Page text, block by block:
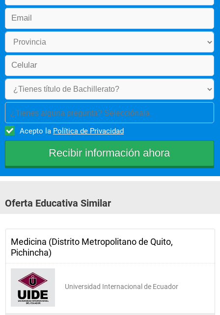
¿Tienes alguna pregunta? Selecciónala
Acepto la Política de Privacidad
Oferta Educativa Similar
Medicina (Distrito Metropolitano de Quito,
Pichincha)
Universidad Internacional de Ecuador